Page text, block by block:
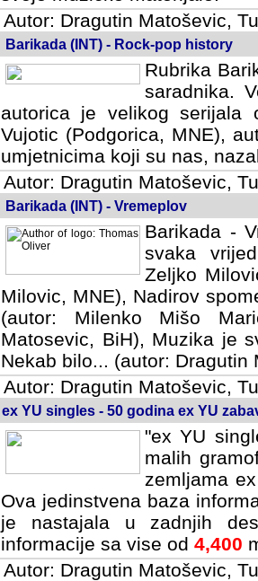
Autor: Dragutin Matoševic,
Barikada (INT) - Rock-pop history
Rubrika
saradnika.
autorica je velikog serijala
Vujotic (Podgorica, MNE),
umjetnicima koji su nas,
Autor: Dragutin Matoševic,
Barikada (INT) - Vremeplov
Barikada -
svaka
Milovic,
MNE), Nadirov spomenar
Milenko Mišo Maric, UK),
Muzika je svirala (autor:
(autor: Dragutin Matosevic,
Autor: Dragutin Matoševic,
ex YU singles - 50 godina ex YU
"ex YU
malih
zemljama
Ova jedinstvena baza
je nastajala u zadnjih
informacije sa vise od 4,400
Autor: Dragutin Matoševic,